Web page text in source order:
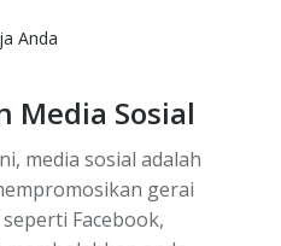
Media Sosial
media sosial adalah
gerai
Facebook,